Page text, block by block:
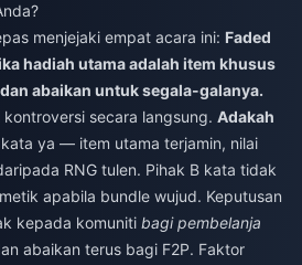
menjejaki empat acara ini: Faded
hadiah utama adalah item khusus
abaikan untuk segala-galanya.
secara langsung. Adakah
kata ya — item utama terjamin, nilai
RNG tulen. Pihak B kata tidak
apabila bundle wujud. Keputusan
kepada komuniti bagi pembelanja
abaikan terus bagi F2P. Faktor